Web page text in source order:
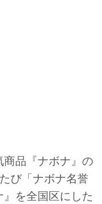
品『ナボナ』の
び「ナボナ名誉
を全国区にした